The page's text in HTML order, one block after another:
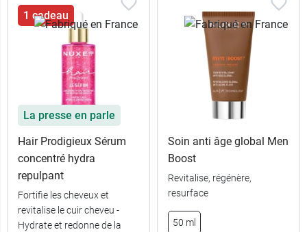
1 cadeau
La presse en parle
Hair Prodigieux Sérum
concentré hydra
repulpant
Fortifie les cheveux et
revitalise le cuir cheveu -
Hydrate et redonne de la
Soin anti âge global Men
Boost
Revitalise, régénère,
resurface
50 ml